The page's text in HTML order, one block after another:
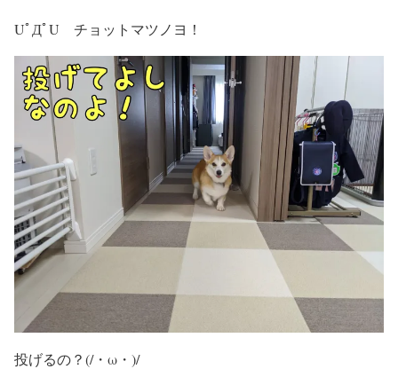
UﾟДﾟU チョットマツノヨ！
投げるの？(/・ω・)/